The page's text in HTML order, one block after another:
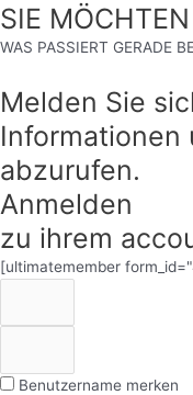
SIE
WAS PASSIERT GERADE
Melden Sie
Informationen
abzurufen.
Anmelden
zu ihrem
[ultimatemember
Benutzername merken